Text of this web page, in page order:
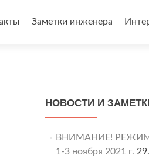
Заметки инженера
НОВОСТИ И
ВНИМАНИЕ!
1-3 ноября 2021 г.